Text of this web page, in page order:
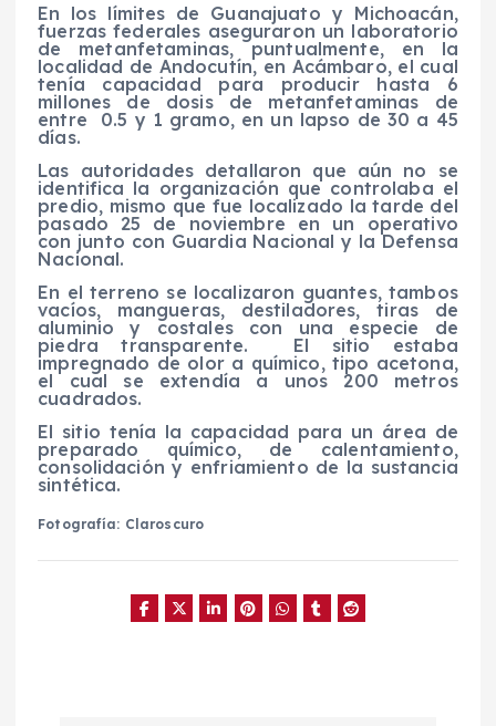
En los límites de Guanajuato y Michoacán,
fuerzas federales aseguraron un laboratorio
de metanfetaminas, puntualmente, en la
localidad de Andocutín, en Acámbaro, el cual
tenía capacidad para producir hasta 6
millones de dosis de metanfetaminas de
entre
0.5 y 1 gramo, en un lapso de 30 a 45
días.
Las autoridades detallaron que aún no se
identifica la organización que controlaba el
predio, mismo que fue localizado la tarde del
pasado 25 de noviembre en un operativo
con junto con Guardia Nacional y la Defensa
Nacional.
En el terreno se localizaron guantes, tambos
vacíos, mangueras, destiladores, tiras de
aluminio y costales con una especie de
piedra transparente.
El sitio estaba
impregnado de olor a químico, tipo acetona,
el cual se extendía a unos 200 metros
cuadrados.
El sitio tenía la capacidad para un área de
preparado químico, de calentamiento,
consolidación y enfriamiento de la sustancia
sintética.
Fotografía: Claroscuro